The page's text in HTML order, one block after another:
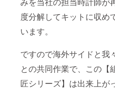
度分解してキットに収め
います。
ですので海外サイドと我
との共同作業で、この【
匠シリーズ】は出来上が